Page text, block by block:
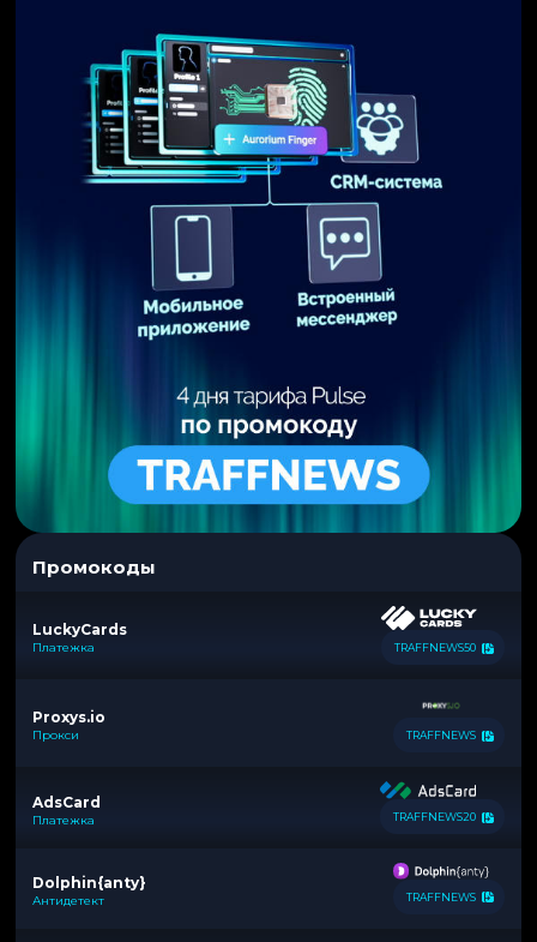
Промокоды
LuckyCards
Платежка TRAFFNEWS50
Proxys.io
Прокси TRAFFNEWS
AdsCard
Платежка TRAFFNEWS20
Dolphin{anty}
Антидетект TRAFFNEWS